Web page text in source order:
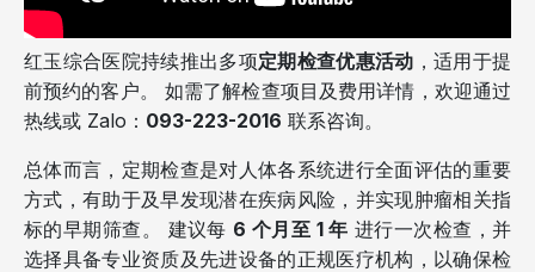
红玉综合医院持续推出多项定期检查优惠活动 ，适用于提
前预约的客户。 如需了解检查项目及费用详情，欢迎通过
热线或 Zalo： 093-223-2016 联系咨询。
总体而言，定期检查是对人体各系统进行全面评估的重要
方式，有助于及早发现潜在疾病风险，并实现肿瘤相关指
标的早期筛查。 建议每 6 个月至 1 年 进行一次检查，并
选择具备专业资质及先进设备的正规医疗机构，以确保检